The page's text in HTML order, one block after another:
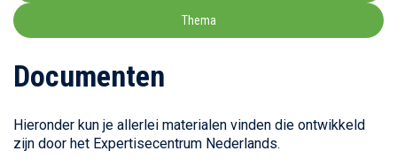
Documenten
Hieronder kun je allerlei materialen vinden die ontwikkeld
zijn door het Expertisecentrum Nederlands.
Thema